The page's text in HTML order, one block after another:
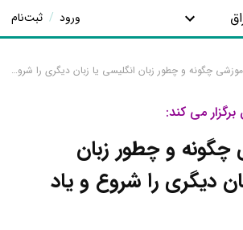
ورود / ثبت‌نام
کارگاه آموزشی چگونه و چطور زبان انگلیسی یا زبان دیگری را شروع و یاد بگیریم؟
می کند:
چگونه و چطور زبان
دیگری را شروع و یاد